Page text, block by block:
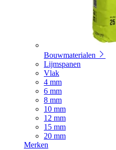
Bouwmaterialen
Lijmspanen
Vlak
4 mm
6 mm
8 mm
10 mm
12 mm
15 mm
20 mm
Merken